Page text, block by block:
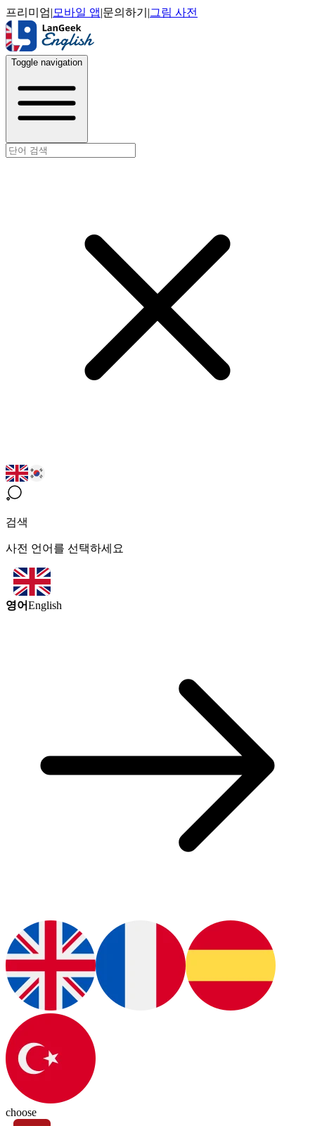
프리미엄| 모바일 앱|문의하기 |그림 사전
Toggle navigation
검색
사전 언어를 선택하세요
영어English
choose